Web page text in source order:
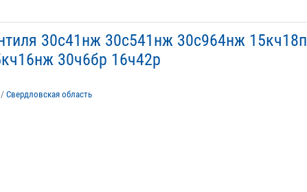
30с41нж 30с541нж 30с964нж 15кч18п
30ч6бр 16ч42р
/ Свердловская область